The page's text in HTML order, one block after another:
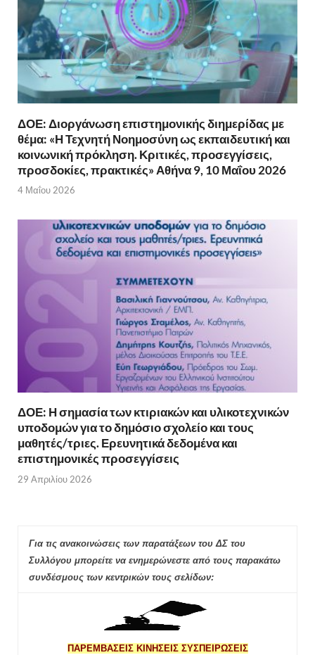
ΔΟΕ: Διοργάνωση επιστημονικής διημερίδας με
θέμα: «Η Τεχνητή Νοημοσύνη ως εκπαιδευτική και
κοινωνική πρόκληση. Κριτικές, προσεγγίσεις,
προσδοκίες, πρακτικές» Αθήνα 9, 10 Μαΐου 2026
4 Μαΐου 2026
ΔΟΕ: Η σημασία των κτιριακών και υλικοτεχνικών
υποδομών για το δημόσιο σχολείο και τους
μαθητές/τριες. Ερευνητικά δεδομένα και
επιστημονικές προσεγγίσεις
29 Απριλίου 2026
Για τις ανακοινώσεις των παρατάξεων του ΔΣ του
Συλλόγου μπορείτε να ενημερώνεστε από τους παρακάτω
συνδέσμους των κεντρικών τους σελίδων:
ΠΑΡΕΜΒΑΣΕΙΣ ΚΙΝΗΣΕΙΣ ΣΥΣΠΕΙΡΩΣΕΙΣ